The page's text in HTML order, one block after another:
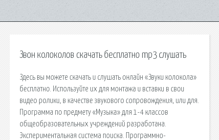
Звон колоколов скачать бесплатно mp3 слушать
Здесь вы можете скачать и слушать онлайн «Звуки колокола»
бесплатно. Используйте их для монтажа и вставки в свои
видео ролики, в качестве звукового сопровождения, или для.
Программа по предмету «Музыка» для 1-4 классов
общеобразовательных учреждений разработана.
Экспериментальная система поиска. Программно-